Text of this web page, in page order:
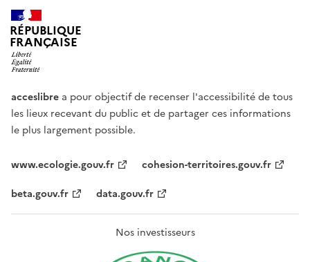
RÉPUBLIQUE
FRANÇAISE
acceslibre a pour objectif de recenser l'accessibilité de tous
les lieux recevant du public et de partager ces informations
le plus largement possible.
www.ecologie.gouv.fr
cohesion-territoires.gouv.fr
beta.gouv.fr
data.gouv.fr
Nos investisseurs